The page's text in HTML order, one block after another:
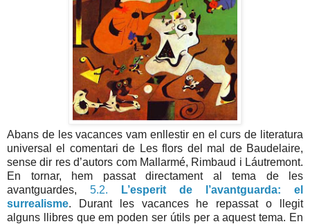
Abans de les vacances vam enllestir en el curs de literatura
universal el comentari de Les flors del mal de Baudelaire,
sense dir res d’autors com Mallarmé, Rimbaud i Láutremont.
En tornar, hem passat directament al tema de les
avantguardes, 5.2.
L’esperit de l’avantguarda: el
surrealisme. Durant les vacances he repassat o llegit
alguns llibres que em poden ser útils per a aquest tema. En